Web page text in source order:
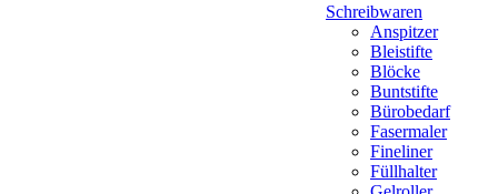
Schreibwaren
Anspitzer
Bleistifte
Blöcke
Buntstifte
Bürobedarf
Fasermaler
Fineliner
Füllhalter